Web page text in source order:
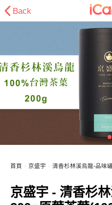
Back
首頁 京盛宇 清香杉林溪烏龍-品味
京盛宇 - 清香杉林